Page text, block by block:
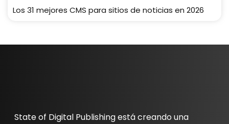
Los 31 mejores CMS para sitios de noticias en 2026
State of Digital Publishing está creando una